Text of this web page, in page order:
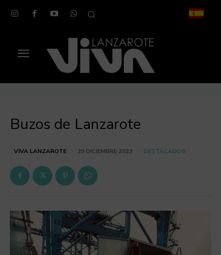
Buzos de Lanzarote
VIVA LANZAROTE 29 DICIEMBRE 2023 DESTACADOS